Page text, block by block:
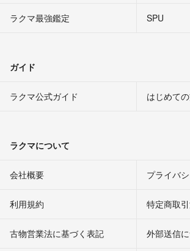
ラクマ最強鑑定
SPU
ガイド
ラクマ公式ガイド はじめて
ラクマについて
会社概要 プライバ
利用規約 特定商取
古物営業法に基づく表記 外部送信